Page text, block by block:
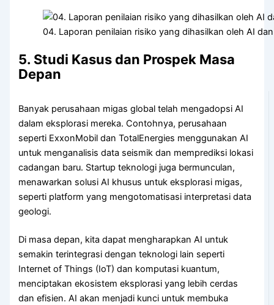
04. Laporan penilaian risiko yang dihasilkan oleh AI
5. Studi Kasus dan Prospek Masa
Depan
Banyak perusahaan migas global telah mengadopsi AI
dalam eksplorasi mereka. Contohnya, perusahaan
seperti ExxonMobil dan TotalEnergies menggunakan AI
untuk menganalisis data seismik dan memprediksi lokasi
cadangan baru. Startup teknologi juga bermunculan,
menawarkan solusi AI khusus untuk eksplorasi migas,
seperti platform yang mengotomatisasi interpretasi data
geologi.
Di masa depan, kita dapat mengharapkan AI untuk
semakin terintegrasi dengan teknologi lain seperti
Internet of Things (IoT) dan komputasi kuantum,
menciptakan ekosistem eksplorasi yang lebih cerdas
dan efisien. AI akan menjadi kunci untuk membuka